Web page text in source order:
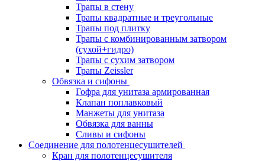
Трапы в стену
Трапы квадратные и треугольные
Трапы под плитку
Трапы с комбинированным затвором
(сухой+гидро)
Трапы с сухим затвором
Трапы Zeissler
Обвязка и сифоны
Гофра для унитаза армированная
Клапан поплавковый
Манжеты для унитаза
Обвязка для ванны
Сливы и сифоны
Соединение для полотенцесушителей
Кран для полотенцесушителя